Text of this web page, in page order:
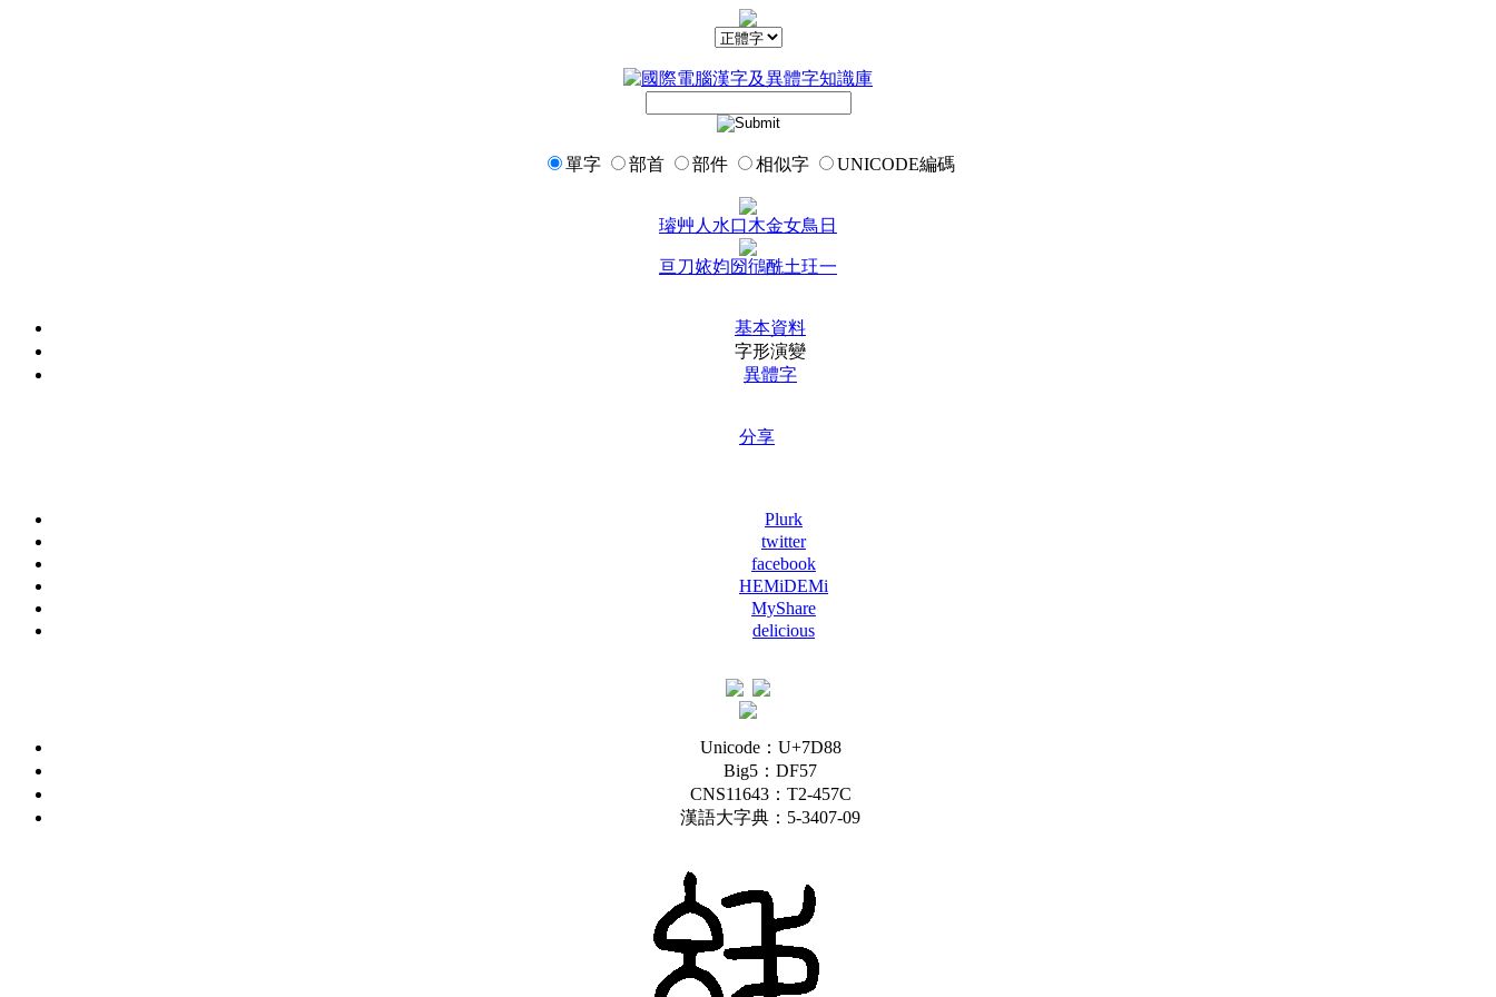
單字 部首 部件 相似字 UNICODE編碼
璿艸 人 水口木金女鳥 日
亘刀㛄㚬圀鴴酰土玨一
基本資料
字形演變
異體字
分享
Plurk
twitter
facebook
HEMiDEMi
MyShare
delicious
Unicode：U+7D88
Big5：DF57
CNS11643：T2-457C
漢語大字典：5-3407-09